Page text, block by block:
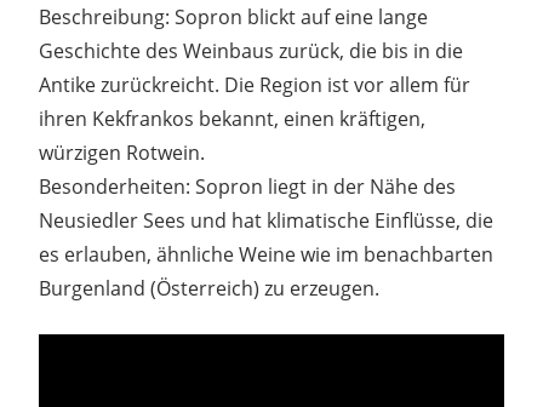
Beschreibung: Sopron blickt auf eine lange
Geschichte des Weinbaus zurück, die bis in die
Antike zurückreicht. Die Region ist vor allem für
ihren Kekfrankos bekannt, einen kräftigen,
würzigen Rotwein.
Besonderheiten: Sopron liegt in der Nähe des
Neusiedler Sees und hat klimatische Einflüsse, die
es erlauben, ähnliche Weine wie im benachbarten
Burgenland (Österreich) zu erzeugen.